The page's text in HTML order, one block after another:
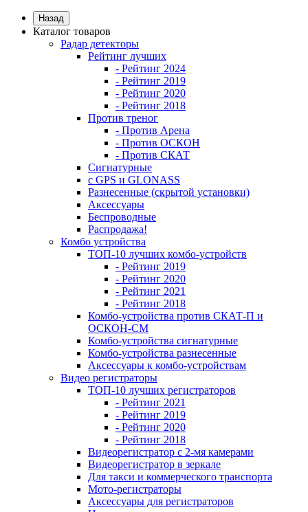
Назад
Каталог товаров
Радар детекторы
Рейтинг лучших
- Рейтинг 2024
- Рейтинг 2019
- Рейтинг 2020
- Рейтинг 2018
Против треног
- Против Арена
- Против ОСКОН
- Против СКАТ
Сигнатурные
с GPS и GLONASS
Разнесенные (скрытой установки)
Аксессуары
Беспроводные
Распродажа!
Комбо устройства
ТОП-10 лучших комбо-устройств
- Рейтинг 2019
- Рейтинг 2020
- Рейтинг 2021
- Рейтинг 2018
Комбо-устройства против СКАТ-П и
ОСКОН-СМ
Комбо-устройства сигнатурные
Комбо-устройства разнесенные
Аксессуары к комбо-устройствам
Видео регистраторы
ТОП-10 лучших регистраторов
- Рейтинг 2021
- Рейтинг 2019
- Рейтинг 2020
- Рейтинг 2018
Видеорегистратор с 2-мя камерами
Видеорегистратор в зеркале
Для такси и коммерческого транспорта
Мото-регистраторы
Аксессуары для регистраторов